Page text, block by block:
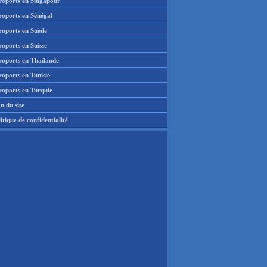
en Sénégal
en Suède
en Suisse
en Thaïlande
en Tunisie
en Turquie
du site
de confidentialité